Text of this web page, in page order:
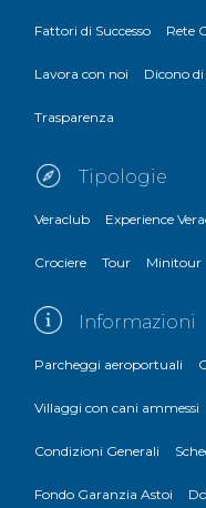
Fattori di Successo Rete
Lavora con noi Dicono
Trasparenza
Tipologie
Veraclub Experience
Crociere Tour Minitour
Informazioni
Parcheggi aeroportuali
Villaggi con cani ammessi
Condizioni Generali
Fondo Garanzia Astoi